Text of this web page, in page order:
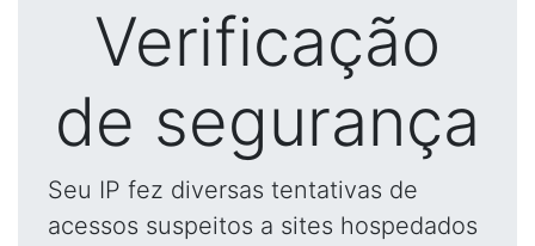
Verificação
de segurança
Seu IP fez diversas tentativas de
acessos suspeitos a sites hospedados